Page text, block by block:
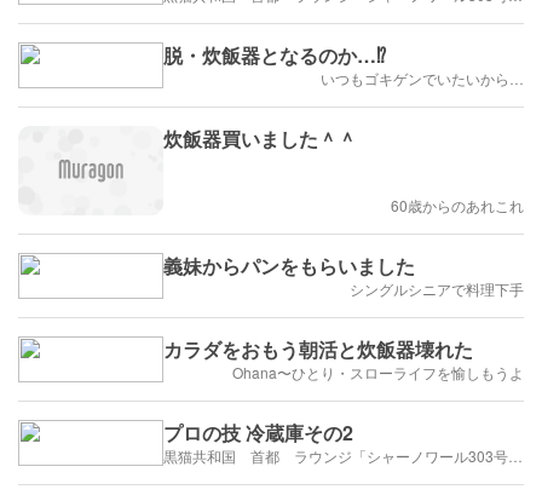
脱・炊飯器となるのか…⁉️
いつもゴキゲンでいたいから…
炊飯器買いました＾＾
60歳からのあれこれ
義妹からパンをもらいました
シングルシニアで料理下手
カラダをおもう朝活と炊飯器壊れた
Ohana〜ひとり・スローライフを愉しもうよ
プロの技 冷蔵庫その2